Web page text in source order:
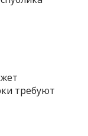
требуют